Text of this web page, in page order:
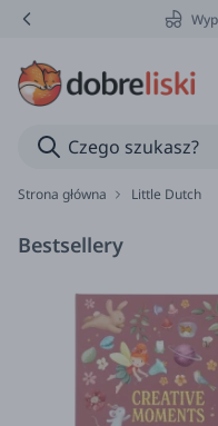
Strona główna Little Dutch
Bestsellery